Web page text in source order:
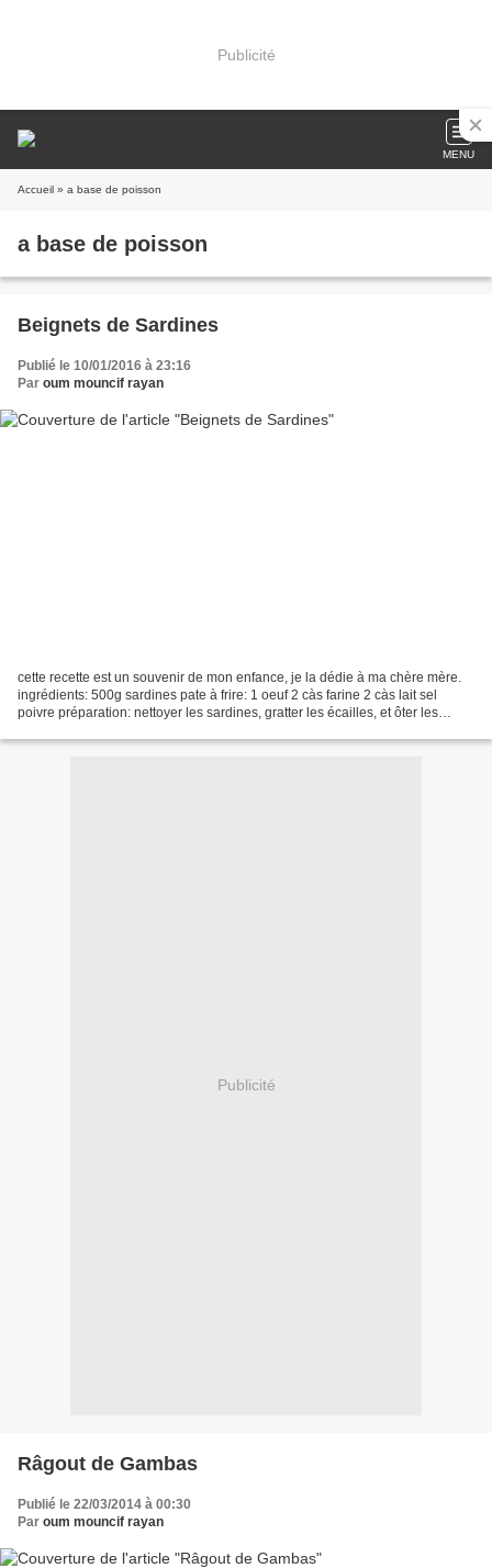
Publicité
MENU
Accueil » a base de poisson
a base de poisson
Beignets de Sardines
Publié le 10/01/2016 à 23:16
Par oum mouncif rayan
cette recette est un souvenir de mon enfance, je la dédie à ma chère mère.
ingrédients: 500g sardines pate à frire: 1 oeuf 2 càs farine 2 càs lait sel
poivre préparation: nettoyer les sardines, gratter les écailles, et ôter les
Publicité
Râgout de Gambas
Publié le 22/03/2014 à 00:30
Par oum mouncif rayan